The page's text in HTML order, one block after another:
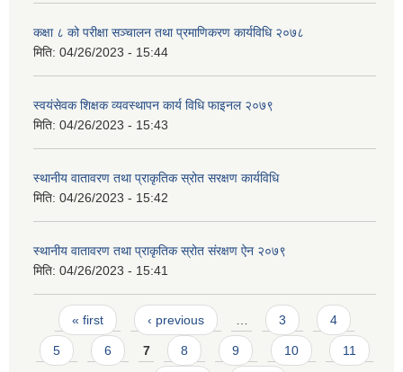
कक्षा ८ को परीक्षा सञ्चालन तथा प्रमाणिकरण कार्यविधि २०७८
मिति: 04/26/2023 - 15:44
स्वयंसेवक शिक्षक व्यवस्थापन कार्य विधि फाइनल २०७९
मिति: 04/26/2023 - 15:43
स्थानीय वातावरण तथा प्राकृतिक स्रोत सरक्षण कार्यविधि
मिति: 04/26/2023 - 15:42
स्थानीय वातावरण तथा प्राकृतिक स्रोत संरक्षण ऐन २०७९
मिति: 04/26/2023 - 15:41
Pages
« first ‹ previous 3 4
5 6 7 8 9 10 11